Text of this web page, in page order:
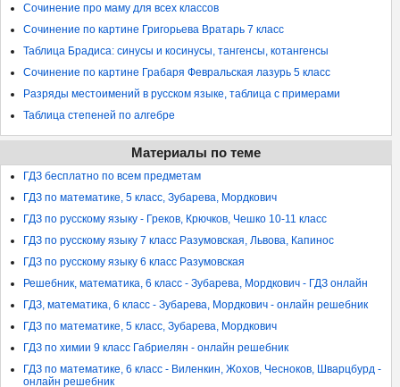
Сочинение про маму для всех классов
Сочинение по картине Григорьева Вратарь 7 класс
Таблица Брадиса: синусы и косинусы, тангенсы, котангенсы
Сочинение по картине Грабаря Февральская лазурь 5 класс
Разряды местоимений в русском языке, таблица с примерами
Таблица степеней по алгебре
Материалы по теме
ГДЗ бесплатно по всем предметам
ГДЗ по математике, 5 класс, Зубарева, Мордкович
ГДЗ по русскому языку - Греков, Крючков, Чешко 10-11 класс
ГДЗ по русскому языку 7 класс Разумовская, Львова, Капинос
ГДЗ по русскому языку 6 класс Разумовская
Решебник, математика, 6 класс - Зубарева, Мордкович - ГДЗ онлайн
ГДЗ, математика, 6 класс - Зубарева, Мордкович - онлайн решебник
ГДЗ по математике, 5 класс, Зубарева, Мордкович
ГДЗ по химии 9 класс Габриелян - онлайн решебник
ГДЗ по математике, 6 класс - Виленкин, Жохов, Чесноков, Шварцбурд -
онлайн решебник